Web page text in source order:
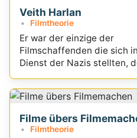
Veith Harlan
Filmtheorie
Er war der einzige der
Filmschaffenden die sich
Dienst der Nazis stellten,
gestellt wurde...
Filme übers
Filmtheorie